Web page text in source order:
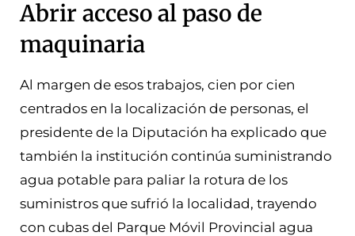
Abrir acceso al paso de
maquinaria
Al margen de esos trabajos, cien por cien
centrados en la localización de personas, el
presidente de la Diputación ha explicado que
también la institución continúa suministrando
agua potable para paliar la rotura de los
suministros que sufrió la localidad, trayendo
con cubas del Parque Móvil Provincial agua